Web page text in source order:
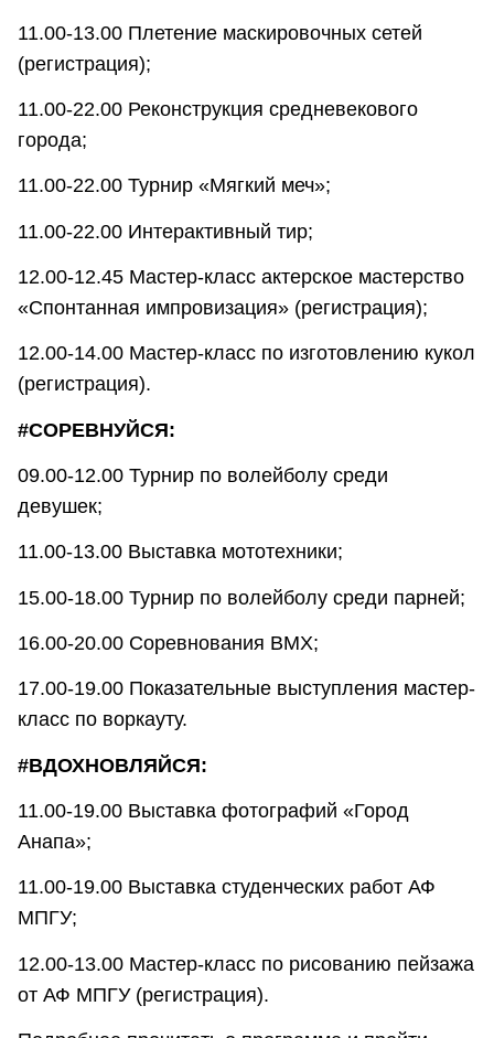
11.00-13.00 Плетение маскировочных сетей
(регистрация);
11.00-22.00 Реконструкция средневекового
города;
11.00-22.00 Турнир «Мягкий меч»;
11.00-22.00 Интерактивный тир;
12.00-12.45 Мастер-класс актерское мастерство
«Спонтанная импровизация» (регистрация);
12.00-14.00 Мастер-класс по изготовлению кукол
(регистрация).
#СОРЕВНУЙСЯ:
09.00-12.00 Турнир по волейболу среди
девушек;
11.00-13.00 Выставка мототехники;
15.00-18.00 Турнир по волейболу среди парней;
16.00-20.00 Соревнования ВМХ;
17.00-19.00 Показательные выступления мастер-
класс по воркауту.
#ВДОХНОВЛЯЙСЯ:
11.00-19.00 Выставка фотографий «Город
Анапа»;
11.00-19.00 Выставка студенческих работ АФ
МПГУ;
12.00-13.00 Мастер-класс по рисованию пейзажа
от АФ МПГУ (регистрация).